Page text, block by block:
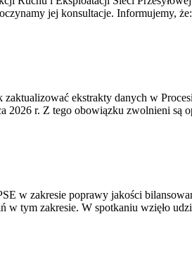
jej konsultacje. Informujemy,
ekstrakty danych w
r. Z tego obowiązku zwolnieni są
w zakresie poprawy jakości
tym zakresie. W spotkaniu wzięło